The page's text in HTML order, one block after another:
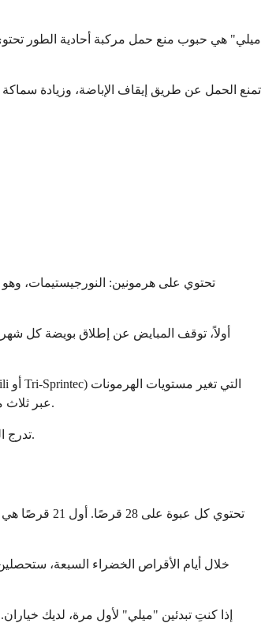
أولاً، توقف المبايض عن إطلاق بويضة كل
عبر ثلاث مراحل. تميل الحبوب أحادية الطور إلى التسبب في تقلبات هرمونية أقل في منتصف الدورة، والتي تجدها بعض النساء أسهل على مستويات المزاج والطاقة لديهن.
تدرجبما في ذلك تعليمات الجرعات والتحذيرات والمكونات غير النشطة.
خلال أيام الأقراص الخضراء السبعة،
إذا كنتِ تبدئين "ميلي" لأول مرة، لديك